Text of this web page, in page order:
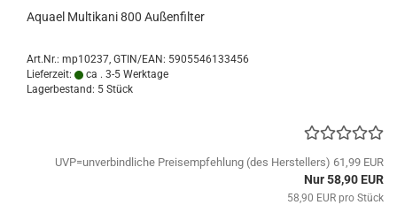
Aquael Multikani 800 Außenfilter
Art.Nr.: mp10237 GTIN/EAN: 5905546133456
Lieferzeit:
ca . 3-5 Werktage
Lagerbestand: 5 Stück
UVP=unverbindliche Preisempfehlung (des Herstellers) 61,99 EUR
Nur 58,90 EUR
58,90 EUR pro Stück